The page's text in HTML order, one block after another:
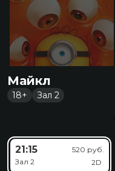
15:40
Майкл
18+ Зал 2
21:15
Зал 2
520 руб.
2D